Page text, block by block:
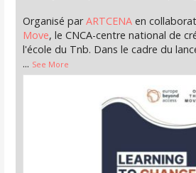
Organisé parARTCENA en
Move, le CNCA-centre national de
l'école du Tnb. Dans le cadre du
... See More